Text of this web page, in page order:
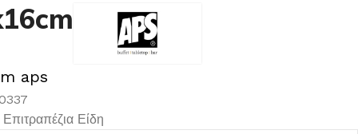
aps
Επιτραπέζια Είδη